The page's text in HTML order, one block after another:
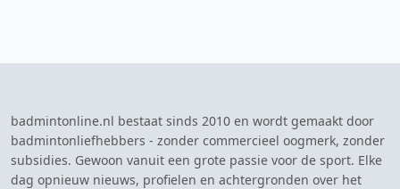
badmintonline.nl bestaat sinds 2010 en wordt gemaakt door
badmintonliefhebbers - zonder commercieel oogmerk, zonder
subsidies. Gewoon vanuit een grote passie voor de sport. Elke
dag opnieuw nieuws, profielen en achtergronden over het